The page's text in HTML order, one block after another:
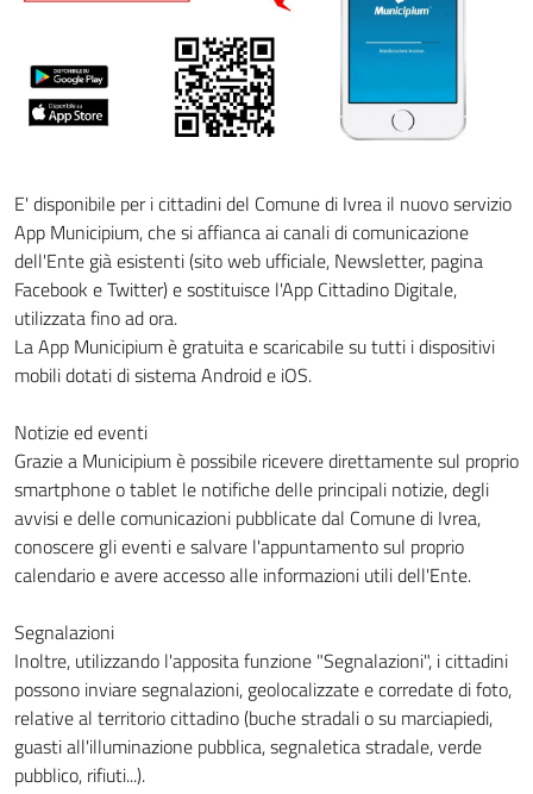
E' disponibile per i cittadini del Comune di Ivrea il nuovo servizio
App Municipium, che si affianca ai canali di comunicazione
dell'Ente già esistenti (sito web ufficiale, Newsletter, pagina
Facebook e Twitter) e sostituisce l'App Cittadino Digitale,
utilizzata fino ad ora.
La App Municipium è gratuita e scaricabile su tutti i dispositivi
mobili dotati di sistema Android e iOS.
Notizie ed eventi
Grazie a Municipium è possibile ricevere direttamente sul proprio
smartphone o tablet le notifiche delle principali notizie, degli
avvisi e delle comunicazioni pubblicate dal Comune di Ivrea,
conoscere gli eventi e salvare l'appuntamento sul proprio
calendario e avere accesso alle informazioni utili dell'Ente.
Segnalazioni
Inoltre, utilizzando l'apposita funzione "Segnalazioni", i cittadini
possono inviare segnalazioni, geolocalizzate e corredate di foto,
relative al territorio cittadino (buche stradali o su marciapiedi,
guasti all'illuminazione pubblica, segnaletica stradale, verde
pubblico, rifiuti...).